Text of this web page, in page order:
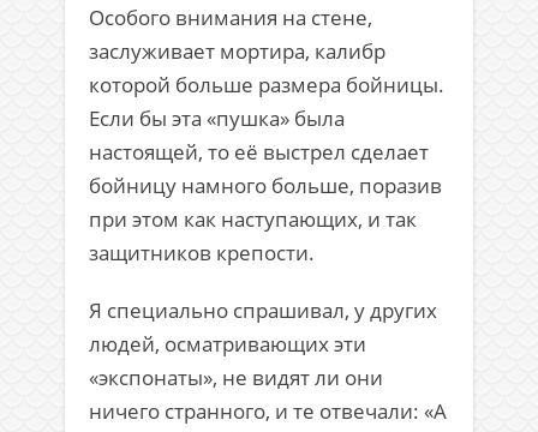
Особого внимания на стене,
заслуживает мортира, калибр
которой больше размера бойницы.
Если бы эта «пушка» была
настоящей, то её выстрел сделает
бойницу намного больше, поразив
при этом как наступающих, и так
защитников крепости.
Я специально спрашивал, у других
людей, осматривающих эти
«экспонаты», не видят ли они
ничего странного, и те отвечали: «А